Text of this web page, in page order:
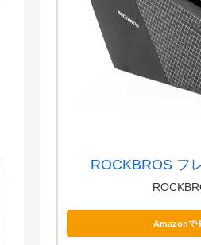
ROCKBROS フ
Amazonで